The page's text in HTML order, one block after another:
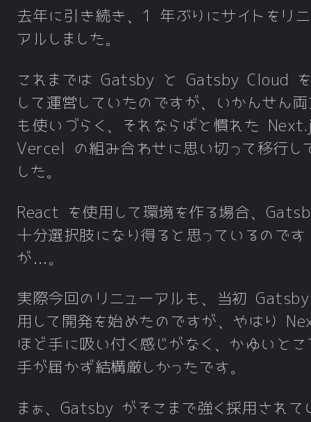
去年に引き続き、1 年ぶりにサイトをリ
アルしました。
これまでは Gatsby と Gatsby Cloud
して運営していたのですが、いかんせん
も使いづらく、それならばと慣れた
Vercel の組み合わせに思い切って移行し
した。
React を使用して環境を作る場合、
十分選択肢になり得ると思っているのです
が…。
実際今回のリニューアルも、当初
用して開発を始めたのですが、やはり
ほど手に吸い付く感じがなく、かゆいとこ
手が届かず結構厳しかったです。
まぁ、Gatsby がそこまで強く採用されて